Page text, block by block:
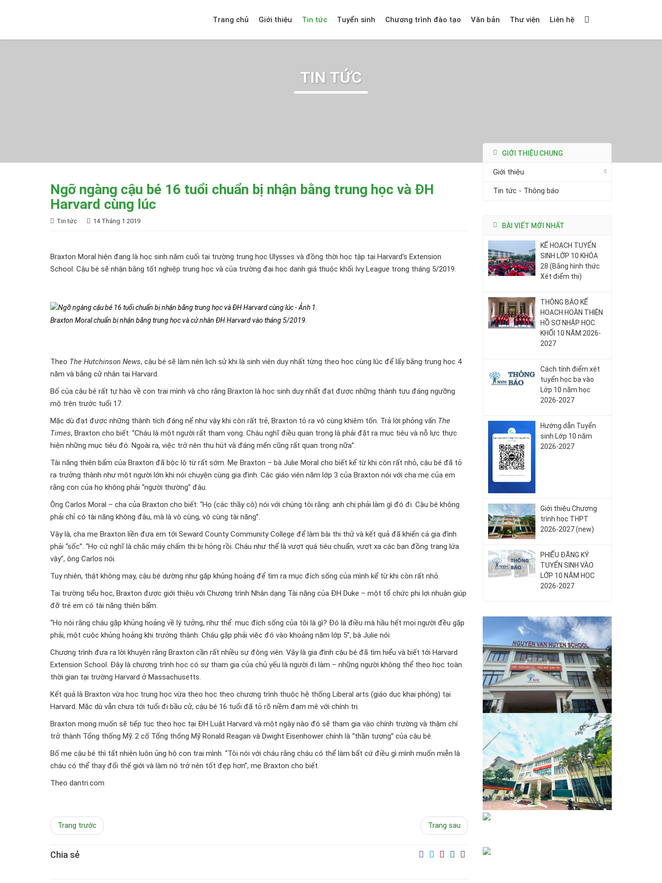
Trang chủ Giới thiệu Tin tức Tuyển sinh Chương trình đào tạo Văn bản Thư viện Liên hệ
TIN TỨC
Ngỡ ngàng cậu bé 16 tuổi chuẩn bị nhận bằng trung học và ĐH
Harvard cùng lúc
Tin tức 14 Tháng 1 2019
Braxton Moral hiện đang là học sinh năm cuối tại trường trung học Ulysses và đồng thời học tập tại Harvard's Extension
School. Cậu bé sẽ nhận bằng tốt nghiệp trung học và của trường đại học danh giá thuộc khối Ivy League trong tháng 5/2019.
Braxton Moral chuẩn bị nhận bằng trung học và cử nhân ĐH Harvard vào tháng 5/2019.
Theo The Hutchinson News, cậu bé sẽ làm nên lịch sử khi là sinh viên duy nhất từng theo học cùng lúc để lấy bằng trung học 4
năm và bằng cử nhân tại Harvard.
Bố của cậu bé rất tự hào về con trai mình và cho rằng Braxton là học sinh duy nhất đạt được những thành tựu đáng ngưỡng
mộ trên trước tuổi 17.
Mặc dù đạt được những thành tích đáng nể như vậy khi còn rất trẻ, Braxton tỏ ra vô cùng khiêm tốn. Trả lời phỏng vấn The
Times, Braxton cho biết: “Cháu là một người rất tham vọng. Cháu nghĩ điều quan trọng là phải đặt ra mục tiêu và nỗ lực thực
hiện những mục tiêu đó. Ngoài ra, việc trở nên thu hút và đáng mến cũng rất quan trọng nữa”.
Tài năng thiên bẩm của Braxton đã bộc lộ từ rất sớm. Mẹ Braxton – bà Julie Moral cho biết kể từ khi còn rất nhỏ, cậu bé đã tỏ
ra trưởng thành như một người lớn khi nói chuyện cùng gia đình. Các giáo viên năm lớp 3 của Braxton nói với cha mẹ của em
rằng con của họ không phải “người thường” đâu.
Ông Carlos Moral – cha của Braxton cho biết: “Họ (các thầy cô) nói với chúng tôi rằng: anh chị phải làm gì đó đi. Cậu bé không
phải chỉ có tài năng không đâu, mà là vô cùng, vô cùng tài năng”.
Vậy là, cha mẹ Braxton liền đưa em tới Seward County Community College để làm bài thi thử và kết quả đã khiến cả gia đình
phải “sốc”. “Họ cứ nghĩ là chắc máy chấm thi bị hỏng rồi. Cháu như thể là vượt quá tiêu chuẩn, vượt xa các bạn đồng trang lứa
vậy”, ông Carlos nói.
Tuy nhiên, thật không may, cậu bé dường như gặp khủng hoảng để tìm ra mục đích sống của mình kể từ khi còn rất nhỏ.
Tại trường tiểu học, Braxton được giới thiệu với Chương trình Nhận dạng Tài năng của ĐH Duke – một tổ chức phi lợi nhuận giúp
đỡ trẻ em có tài năng thiên bẩm.
“Họ nói rằng cháu gặp khủng hoảng về lý tưởng, như thể: mục đích sống của tôi là gì? Đó là điều mà hầu hết mọi người đều gặp
phải, một cuộc khủng hoảng khi trưởng thành. Cháu gặp phải việc đó vào khoảng năm lớp 5”, bà Julie nói.
Chương trình đưa ra lời khuyên rằng Braxton cần rất nhiều sự động viên. Vậy là gia đình cậu bé đã tìm hiểu và biết tới Harvard
Extension School. Đây là chương trình học có sự tham gia của chủ yếu là người đi làm – những người không thể theo học toàn
thời gian tại trường Harvard ở Massachusetts.
Kết quả là Braxton vừa học trung học vừa theo học theo chương trình thuộc hệ thống Liberal arts (giáo dục khai phóng) tại
Harvard. Mặc dù vẫn chưa tới tuổi đi bầu cử, cậu bé 16 tuổi đã tỏ rõ niềm đam mê với chính trị.
Braxton mong muốn sẽ tiếp tục theo học tại ĐH Luật Harvard và một ngày nào đó sẽ tham gia vào chính trường và thậm chí
trở thành Tổng thống Mỹ. 2 cố Tổng thống Mỹ Ronald Reagan và Dwight Eisenhower chính là “thần tượng” của cậu bé.
Bố mẹ cậu bé thì tất nhiên luôn ủng hộ con trai mình. “Tôi nói với cháu rằng cháu có thể làm bất cứ điều gì mình muốn miễn là
cháu có thể thay đổi thế giới và làm nó trở nên tốt đẹp hơn”, mẹ Braxton cho biết.
Theo dantri.com
Trang trước Trang sau
Chia sẻ
GIỚI THIỆU CHUNG
Giới thiệu
Tin tức - Thông báo
BÀI VIẾT MỚI NHẤT
KẾ HOẠCH TUYỂN
SINH LỚP 10 KHÓA
28 (Bằng hình thức
Xét điểm thi)
THÔNG BÁO KẾ
HOẠCH HOÀN THIỆN
HỒ SƠ NHẬP HỌC
KHỐI 10 NĂM 2026-
2027
Cách tính điểm xét
tuyển học bạ vào
Lớp 10 năm học
2026-2027
Hướng dẫn Tuyển
sinh Lớp 10 năm
2026-2027
Giới thiệu Chương
trình học THPT
2026-2027 (new)
PHIẾU ĐĂNG KÝ
TUYỂN SINH VÀO
LỚP 10 NĂM HỌC
2026-2027